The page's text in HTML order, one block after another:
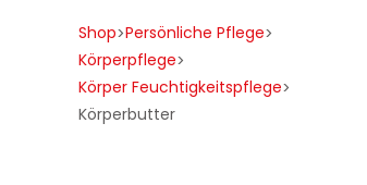
Shop>Persönliche Pflege>
Körperpflege>
Körper Feuchtigkeitspflege>
Körperbutter